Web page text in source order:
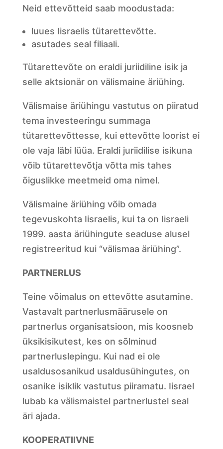
Neid ettevõtteid saab moodustada:
luues Iisraelis tütarettevõtte.
asutades seal filiaali.
Tütarettevõte on eraldi juriidiline isik ja
selle aktsionär on välismaine äriühing.
Välismaise äriühingu vastutus on piiratud
tema investeeringu summaga
tütarettevõttesse, kui ettevõtte loorist ei
ole vaja läbi lüüa. Eraldi juriidilise isikuna
võib tütarettevõtja võtta mis tahes
õiguslikke meetmeid oma nimel.
Välismaine äriühing võib omada
tegevuskohta Iisraelis, kui ta on Iisraeli
1999. aasta äriühingute seaduse alusel
registreeritud kui “välismaa äriühing”.
PARTNERLUS
Teine võimalus on ettevõtte asutamine.
Vastavalt partnerlusmäärusele on
partnerlus organisatsioon, mis koosneb
üksikisikutest, kes on sõlminud
partnerluslepingu. Kui nad ei ole
usaldusosanikud usaldusühingutes, on
osanike isiklik vastutus piiramatu. Iisrael
lubab ka välismaistel partnerlustel seal
äri ajada.
KOOPERATIIVNE